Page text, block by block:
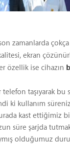
zamanlarda
ekran
özellik ise cihazın
telefon taşıyarak bu
ki kullanım
kast ettiğimiz
süre şarjda
olduğumuz